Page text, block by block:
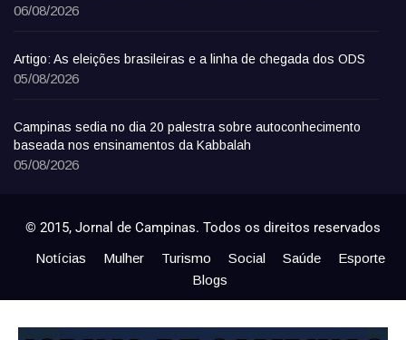
06/08/2026
Artigo: As eleições brasileiras e a linha de chegada dos ODS
05/08/2026
Campinas sedia no dia 20 palestra sobre autoconhecimento
baseada nos ensinamentos da Kabbalah
05/08/2026
© 2015, Jornal de Campinas. Todos os direitos reservados
Notícias Mulher Turismo Social Saúde
Esporte
Blogs